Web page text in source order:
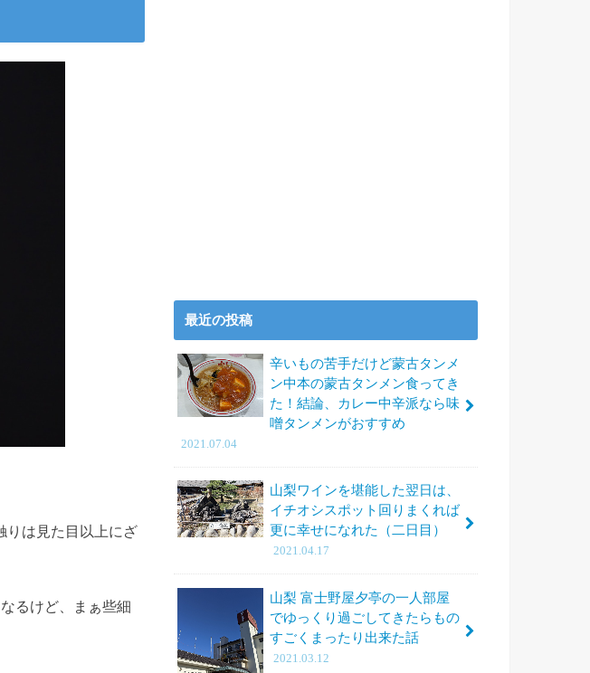
りは見た目以上にざ
るけど、まぁ些細
最近の投稿
辛いもの苦手だけど蒙古タンメ
ン中本の蒙古タンメン食ってき
た！結論、カレー中辛派なら味
噌タンメンがおすすめ
2021.07.04
山梨ワインを堪能した翌日は、
イチオシスポット回りまくれば
更に幸せになれた（二日目）
2021.04.17
山梨 富士野屋夕亭の一人部屋
でゆっくり過ごしてきたらもの
すごくまったり出来た話
2021.03.12